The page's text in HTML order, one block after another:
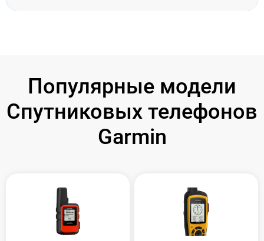
Популярные модели
Спутниковых телефонов
Garmin